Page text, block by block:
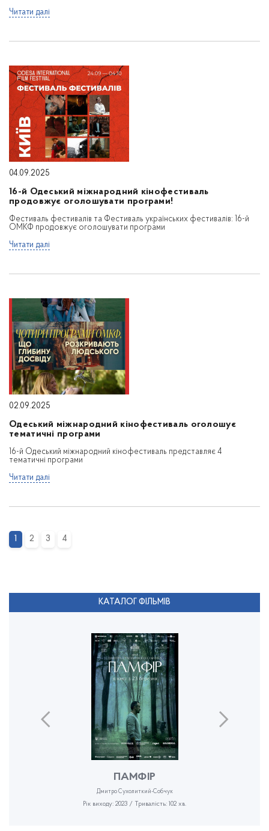
Читати далі
04.09.2025
16-й Одеський міжнародний кінофестиваль
продовжує оголошувати програми!
Фестиваль фестивалів та Фестиваль українських фестивалів: 16-й
ОМКФ продовжує оголошувати програми
Читати далі
02.09.2025
Одеський міжнародний кінофестиваль оголошує
тематичні програми
16-й Одеський міжнародний кінофестиваль представляє 4
тематичні програми
Читати далі
1 2 3 4
КАТАЛОГ ФІЛЬМІВ
ПАМФІР
Дмитро Сухолиткий-Собчук
Рік виходу: 2023 / Тривалість: 102 хв.